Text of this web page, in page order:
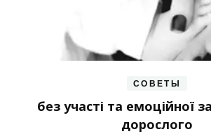
СОВЕТЫ
без участі та емоційної
дорослого